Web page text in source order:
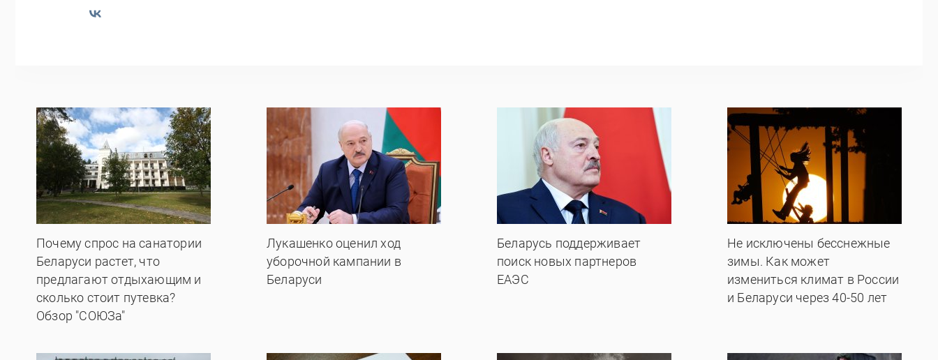
Почему спрос на санатории
Беларуси растет, что
предлагают отдыхающим и
сколько стоит путевка?
Обзор "СОЮЗа"
Лукашенко оценил ход
уборочной кампании в
Беларуси
Беларусь поддерживает
поиск новых партнеров
ЕАЭС
Не исключены бесснежные
зимы. Как может
измениться климат в России
и Беларуси через 40-50 лет